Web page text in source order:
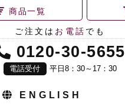
商品一覧
ご注文は お電話 でも
0120-30-5655
電話受付 平日8：30～17：30
ENGLISH